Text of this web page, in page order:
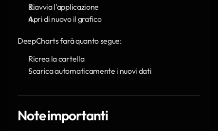
Riavvia l'applicazione
Apri di nuovo il grafico
DeepCharts farà quanto segue:
Ricrea la cartella
Scarica automaticamente i nuovi dati
Note importanti